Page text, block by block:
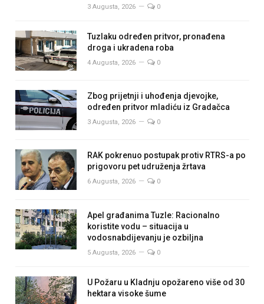
3 Augusta, 2026 0
Tuzlaku određen pritvor, pronađena
droga i ukradena roba
4 Augusta, 2026 0
Zbog prijetnji i uhođenja djevojke,
određen pritvor mladiću iz Gradačca
3 Augusta, 2026 0
RAK pokrenuo postupak protiv RTRS-a po
prigovoru pet udruženja žrtava
6 Augusta, 2026 0
Apel građanima Tuzle: Racionalno
koristite vodu – situacija u
vodosnabdijevanju je ozbiljna
5 Augusta, 2026 0
U Požaru u Kladnju opožareno više od 30
hektara visoke šume